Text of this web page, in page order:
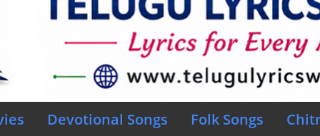
Devotional Songs Folk Songs